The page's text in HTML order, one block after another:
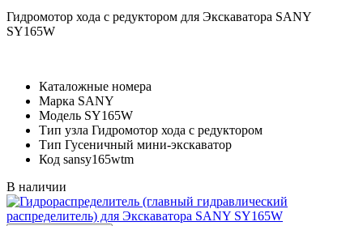
Гидромотор хода с редуктором для Экскаватора SANY
SY165W
Каталожные номера
Марка SANY
Модель SY165W
Тип узла Гидромотор хода с редуктором
Тип Гусеничный мини-экскаватор
Код sansy165wtm
В наличии